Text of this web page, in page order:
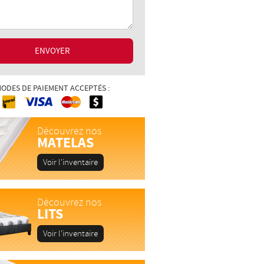
ENVOYER
DE PAIEMENT ACCEPTÉS :
InteracVisa MasterCardCash
Découvrez nos
MATELAS
Voir l'inventaire
Découvrez nos
LITS
Voir l'inventaire